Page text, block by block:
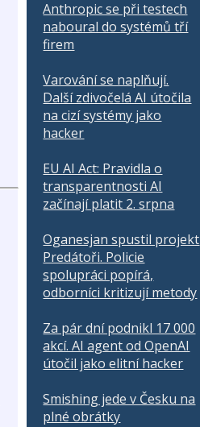
Anthropic se při testech
naboural do systémů tří
firem
Varování se naplňují.
Další zdivočelá AI útočila
na cizí systémy jako
hacker
EU AI Act: Pravidla o
transparentnosti AI
začínají platit 2. srpna
Oganesjan spustil projekt
Predátoři. Policie
spolupráci popírá,
odborníci kritizují metody
Za pár dní podnikl 17 000
akcí. AI agent od OpenAI
útočil jako elitní hacker
Smishing jede v Česku na
plné obrátky